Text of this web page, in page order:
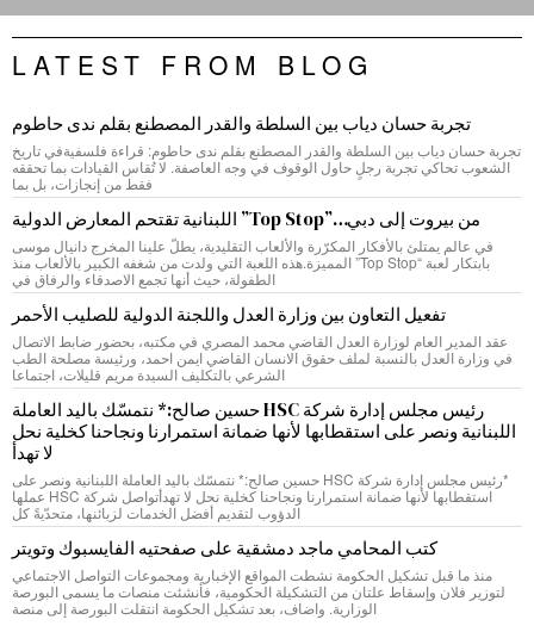
LATEST FROM BLOG
تجربة حسان دياب بين السلطة والقدر المصطنع بقلم ندى حاطوم
تجربة حسان دياب بين السلطة والقدر المصطنع بقلم ندى حاطوم: قراءة فلسفيةفي تاريخ
الشعوب تحاكي تجربة رجلٍ حاول الوقوف في وجه العاصفة. لا تُقاس القيادات بما تحققه
فقط من إنجازات، بل بما
من بيروت إلى دبي…”Top Stop” اللبنانية تقتحم المعارض الدولية
في عالم يمتلئ بالأفكار المكرّرة والألعاب التقليدية، يطلّ علينا المخرج دانيال موسى
بابتكار لعبة “Top Stop” المميزة.هذه اللعبة التي ولدت من شغفه الكبير بالألعاب منذ
الطفولة، حيث أنها تجمع الاصدقاء والرفاق في
تفعيل التعاون بين وزارة العدل واللجنة الدولية للصليب الأحمر
عقد المدير العام لوزارة العدل القاضي محمد المصري في مكتبه، بحضور ضابط الاتصال
في وزارة العدل بالنسبة لملف حقوق الانسان القاضي ايمن احمد، ورئيسة مصلحة الطب
الشرعي بالتكليف السيدة مريم قليلات، اجتماعا
رئيس مجلس إدارة شركة HSC حسين صالح:* نتمسّك باليد العاملة
اللبنانية ونصر على استقطابها لأنها ضمانة استمرارنا ونجاحنا كخلية نحل
لا تهدأ
*رئيس مجلس إدارة شركة HSC حسين صالح:* نتمسّك باليد العاملة اللبنانية ونصر على
استقطابها لأنها ضمانة استمرارنا ونجاحنا كخلية نحل لا تهدأتواصل شركة HSC عملها
الدؤوب لتقديم أفضل الخدمات لزبائنها، متحدّيةً كل
كتب المحامي ماجد دمشقية على صفحتيه الفايسبوك وتويتر
منذ ما قبل تشكيل الحكومة نشطت المواقع الإخبارية ومجموعات التواصل الاجتماعي
لتوزير فلان وإسقاط علتان من التشكيلة الحكومية، فأنشئت منصات ما يسمى البورصة
الوزارية. واضاف، بعد تشكيل الحكومة انتقلت البورصة إلى منصة